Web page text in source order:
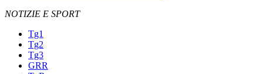
NOTIZIE E SPORT
Tg1
Tg2
Tg3
GRR